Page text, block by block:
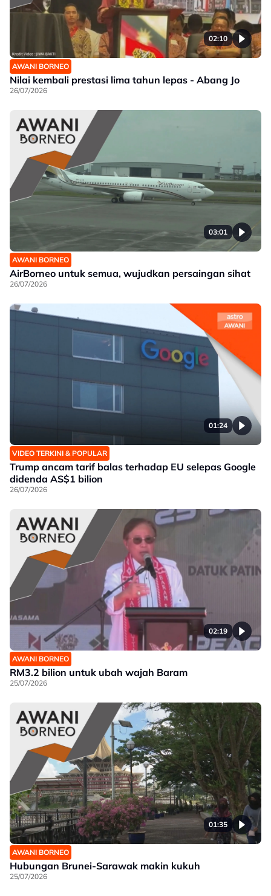
02:10
AWANI BORNEO
Nilai kembali prestasi lima tahun lepas - Abang Jo
26/07/2026
03:01
AWANI BORNEO
AirBorneo untuk semua, wujudkan persaingan sihat
26/07/2026
01:24
VIDEO TERKINI & POPULAR
Trump ancam tarif balas terhadap EU selepas Google
didenda AS$1 bilion
26/07/2026
02:19
AWANI BORNEO
RM3.2 bilion untuk ubah wajah Baram
25/07/2026
01:35
AWANI BORNEO
Hubungan Brunei-Sarawak makin kukuh
25/07/2026